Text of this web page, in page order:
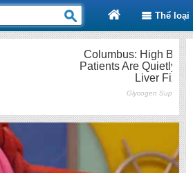
Thể loại